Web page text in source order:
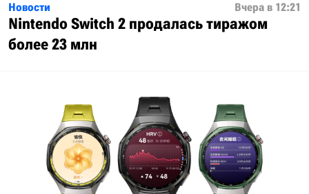
Новости Вчера в 12:21
Nintendo Switch 2 продалась тиражом
более 23 млн